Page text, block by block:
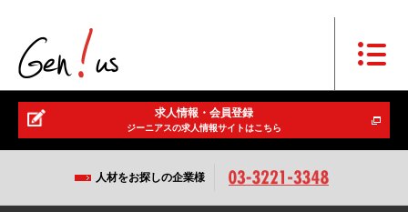
求人情報・会員登録
ジーニアスの求人情報サイトはこちら
人材をお探しの企業様